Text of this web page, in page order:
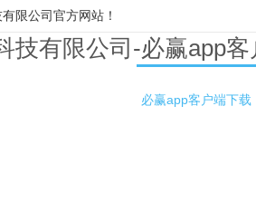
限公司官方网站！
技有限公司-必赢app
必赢app客户端下载